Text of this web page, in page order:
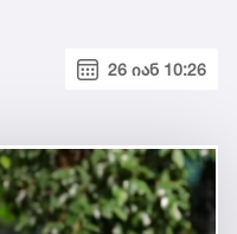
26 იან 10:26